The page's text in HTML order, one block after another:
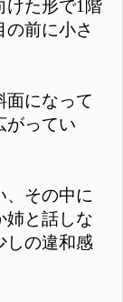
けた形で1階
前に小さ
面になって
がってい
、その中に
姉と話しな
しの違和感